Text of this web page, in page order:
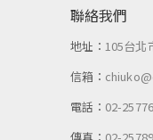
聯絡我們
地址： 105台北
信箱：
電話： 02-
傳真： 02-